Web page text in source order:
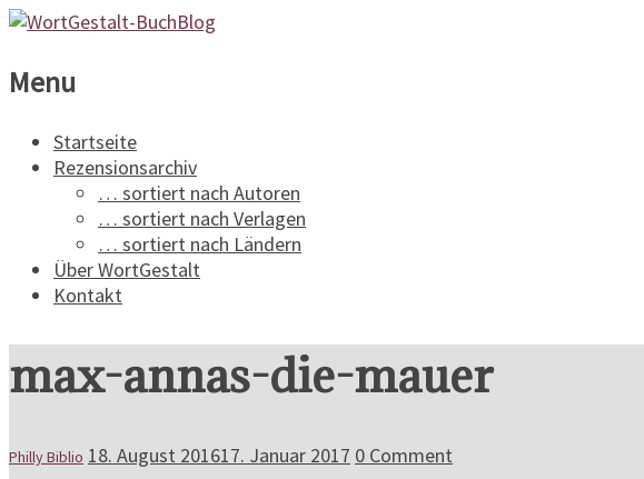
WortGestalt-
Buchblog
Spannungsliteratur
Menu
Startseite
Rezensionsarchiv
… sortiert nach Autoren
… sortiert nach Verlagen
… sortiert nach Ländern
Über WortGestalt
Kontakt
max-annas-die-mauer
Philly Biblio 18. August 201617. Januar 2017 0 Comment